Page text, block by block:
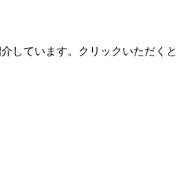
しています。クリックいただくと